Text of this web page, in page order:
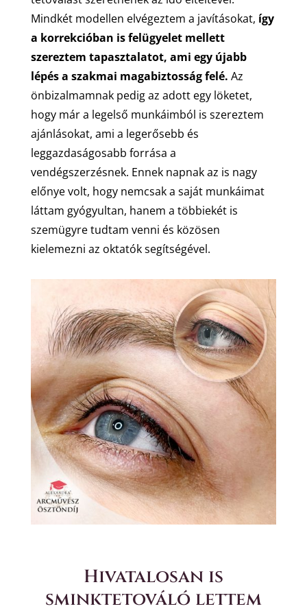
Mindkét modellen elvégeztem a javításokat, így
a korrekcióban is felügyelet mellett
szereztem tapasztalatot, ami egy újabb
lépés a szakmai magabiztosság felé. Az
önbizalmamnak pedig az adott egy löketet,
hogy már a legelső munkáimból is szereztem
ajánlásokat, ami a legerősebb és
leggazdaságosabb forrása a
vendégszerzésnek. Ennek napnak az is nagy
előnye volt, hogy nemcsak a saját munkáimat
láttam gyógyultan, hanem a többiekét is
szemügyre tudtam venni és közösen
kielemezni az oktatók segítségével.
Hivatalosan is
sminktetováló lettem